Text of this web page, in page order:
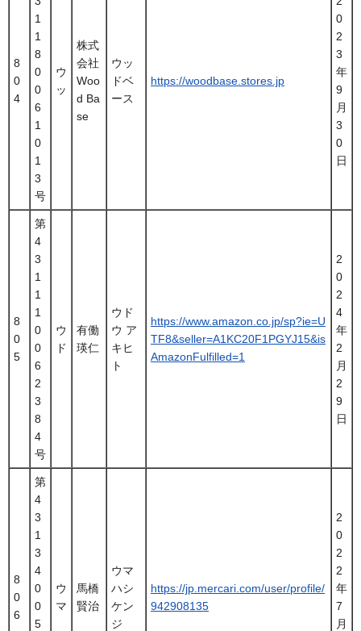
8
0
4
1
1
8
0
0
6
1
0
1
3
号
ウ
ッ
株式
会社
Woo
d Ba
se
ウッ
ドベ
ース
https://woodbase.stores.jp
0
2
3
年
9
月
3
0
日
8
0
5
第
4
3
1
1
1
0
0
6
2
3
8
4
号
ウ
ド
有働
瑛仁
ウド
ウ ア
キヒ
ト
https://www.amazon.co.jp/sp?ie=U
TF8&seller=A1KC20F1PGYJ15&is
AmazonFulfilled=1
2
0
2
4
年
2
月
2
9
日
8
0
6
第
4
3
1
3
4
0
0
5
ウ
マ
馬橋
賢治
ウマ
ハシ
ケン
ジ
https://jp.mercari.com/user/profile/
942908135
2
0
2
2
年
7
月